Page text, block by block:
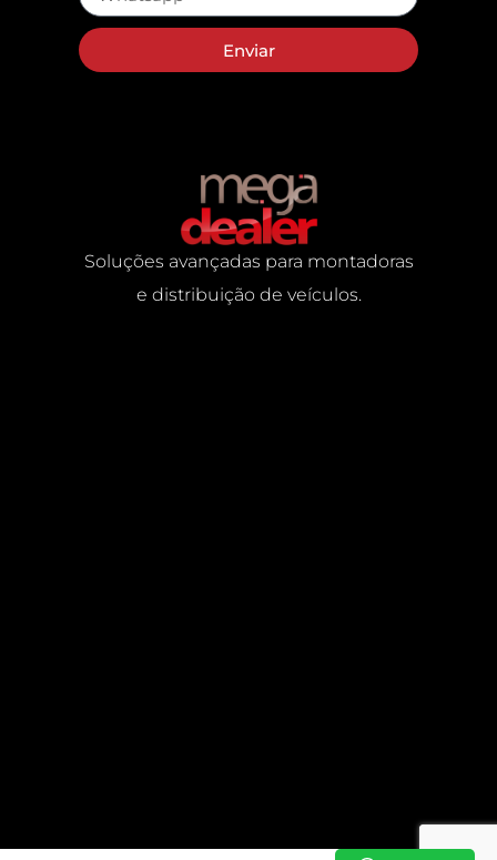
Enviar
Soluções avançadas para montadoras
e distribuição de veículos.